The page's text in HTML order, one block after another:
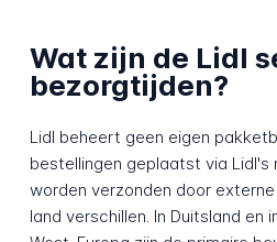
Wat zijn de Lidl
bezorgtijden?
Lidl beheert geen eigen
bestellingen geplaatst via Lidl's
worden verzonden door
land verschillen. In Duitsland en